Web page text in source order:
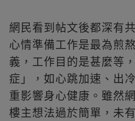
網民看到帖文後都深有
心情準備工作是最為煎
義，工作目的是甚麼等
症」，如心跳加速、出
重影響身心健康。雖然
樓主想法過於簡單，未